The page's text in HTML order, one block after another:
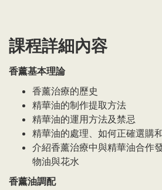
課程詳細內容
香薰基本理論
香薰治療的歷史
精華油的制作提取方法
精華油的運用方法及禁忌
精華油的處理、如何正確選購
介紹香薰治療中與精華油合作
物油與花水
香薰油調配